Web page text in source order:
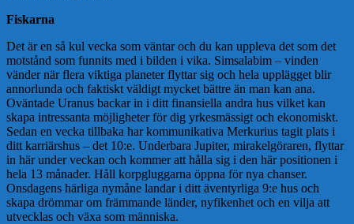
Fiskarna
Det är en så kul vecka som väntar och du kan uppleva det som det
motstånd som funnits med i bilden i vika. Simsalabim – vinden
vänder när flera viktiga planeter flyttar sig och hela upplägget blir
annorlunda och faktiskt väldigt mycket bättre än man kan ana.
Oväntade Uranus backar in i ditt finansiella andra hus vilket kan
skapa intressanta möjligheter för dig yrkesmässigt och ekonomiskt.
Sedan en vecka tillbaka har kommunikativa Merkurius tagit plats i
ditt karriärshus – det 10:e. Underbara Jupiter, mirakelgöraren, flyttar
in här under veckan och kommer att hålla sig i den här positionen i
hela 13 månader. Håll korpgluggarna öppna för nya chanser.
Onsdagens härliga nymåne landar i ditt äventyrliga 9:e hus och
skapa drömmar om främmande länder, nyfikenhet och en vilja att
utvecklas och växa som människa.